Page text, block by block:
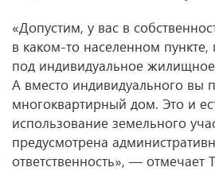
«Допустим, у вас в
в каком-то населенном
под индивидуальное жилищное
А вместо индивидуального вы
многоквартирный дом. Это и
использование земельного
предусмотрена
ответственность», — отмечает